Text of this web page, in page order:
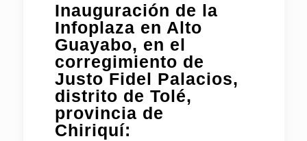
Inauguración de la
Infoplaza en Alto
Guayabo, en el
corregimiento de
Justo Fidel Palacios,
distrito de Tolé,
provincia de
Chiriquí: